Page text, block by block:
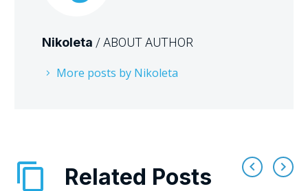
Nikoleta / ABOUT AUTHOR
More posts by Nikoleta
Related Posts